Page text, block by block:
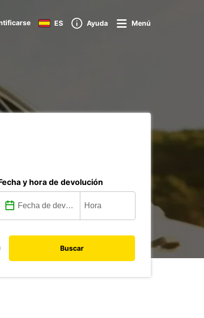
ES Ayuda Menú
y hora de devolución
Buscar